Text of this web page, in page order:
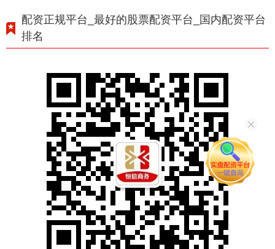
配资正规平台_最好的股票配资平台_国内配资平台
排名